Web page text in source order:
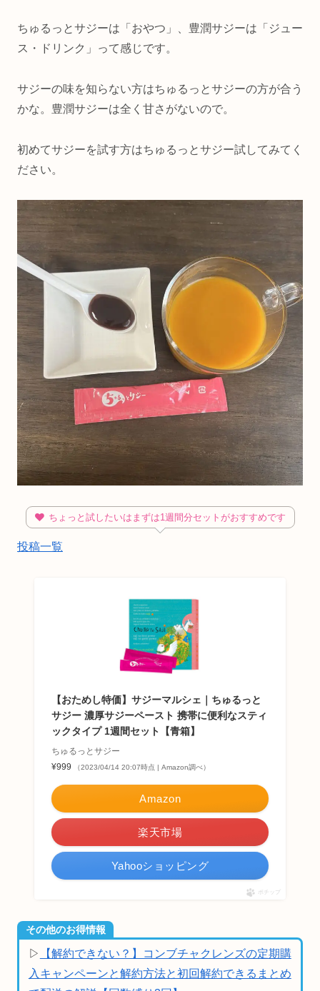
ちゅるっとサジーは「おやつ」、豊潤サジーは「ジュー
ス・ドリンク」って感じです。
サジーの味を知らない方はちゅるっとサジーの方が合う
かな。豊潤サジーは全く甘さがないので。
初めてサジーを試す方はちゅるっとサジー試してみてく
ださい。
ちょっと試したいはまずは1週間分セットがおすすめです
投稿一覧
【おためし特価】サジーマルシェ｜ちゅるっと
サジー 濃厚サジーペースト 携帯に便利なスティ
ックタイプ 1週間セット【青箱】
ちゅるっとサジー
¥999
（2023/04/14 20:07時点 | Amazon調べ）
Amazon
楽天市場
Yahooショッピング
ポチップ
その他のお得情報
▷
【解約できない？】コンブチャクレンズの定期購
入キャンペーンと解約方法と初回解約できるまとめ